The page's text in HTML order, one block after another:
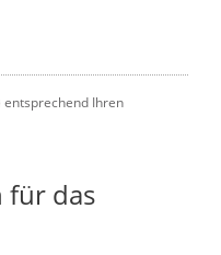
entsprechend Ihren
für das